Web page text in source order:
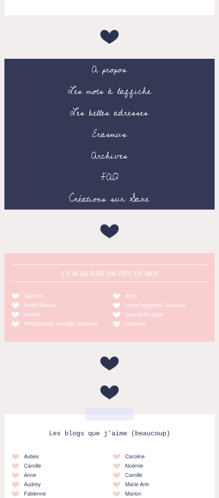
A propos
Les mots à l’affiche
Les belles adresses
Erasmus
Archives
FAQ
Créations sur Saxe
J'Y AI GLISSÉ UN PEU DE MOI
Godiche
Emilie Massal
Amélie
Photographe mariage Toulouse
Anne
Home organiser Toulouse
Journal de Saxe
Florence
Les blogs que j'aime (beaucoup)
Aubes
Camille
Anne
Audrey
Fabienne
Caroline
Noémie
Camille
Marie Anh
Marion